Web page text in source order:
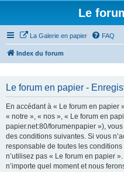
Le
La Galerie en papier FAQ
Index du forum
Le forum en papier -
En accédant à « Le forum en papier
« notre », « nos », « Le forum en
papier.net:80/forumenpapier »),
des conditions suivantes. Si vous
responsable de toutes les
n’utilisez pas « Le forum en papier
n’importe quel moment et nous